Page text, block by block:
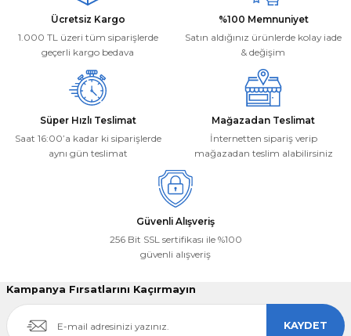
Ürün bilgilerinde hatalar bulunuyor.
Ürün fiyatı diğer sitelerden daha pahalı.
Bu ürüne benzer farklı alternatifler olmalı.
Deneyimini Paylaş
Ücretsiz Kargo
1.000 TL üzeri tüm siparişlerde
geçerli kargo bedava
%100 Memnuniyet
Satın aldığınız ürünlerde kolay iade
& değişim
Süper Hızlı Teslimat
Saat 16:00’a kadar ki siparişlerde
aynı gün teslimat
Mağazadan Teslimat
İnternetten sipariş verip
mağazadan teslim alabilirsiniz
Güvenli Alışveriş
256 Bit SSL sertifikası ile %100
güvenli alışveriş
Kampanya Fırsatlarını Kaçırmayın
KAYDET